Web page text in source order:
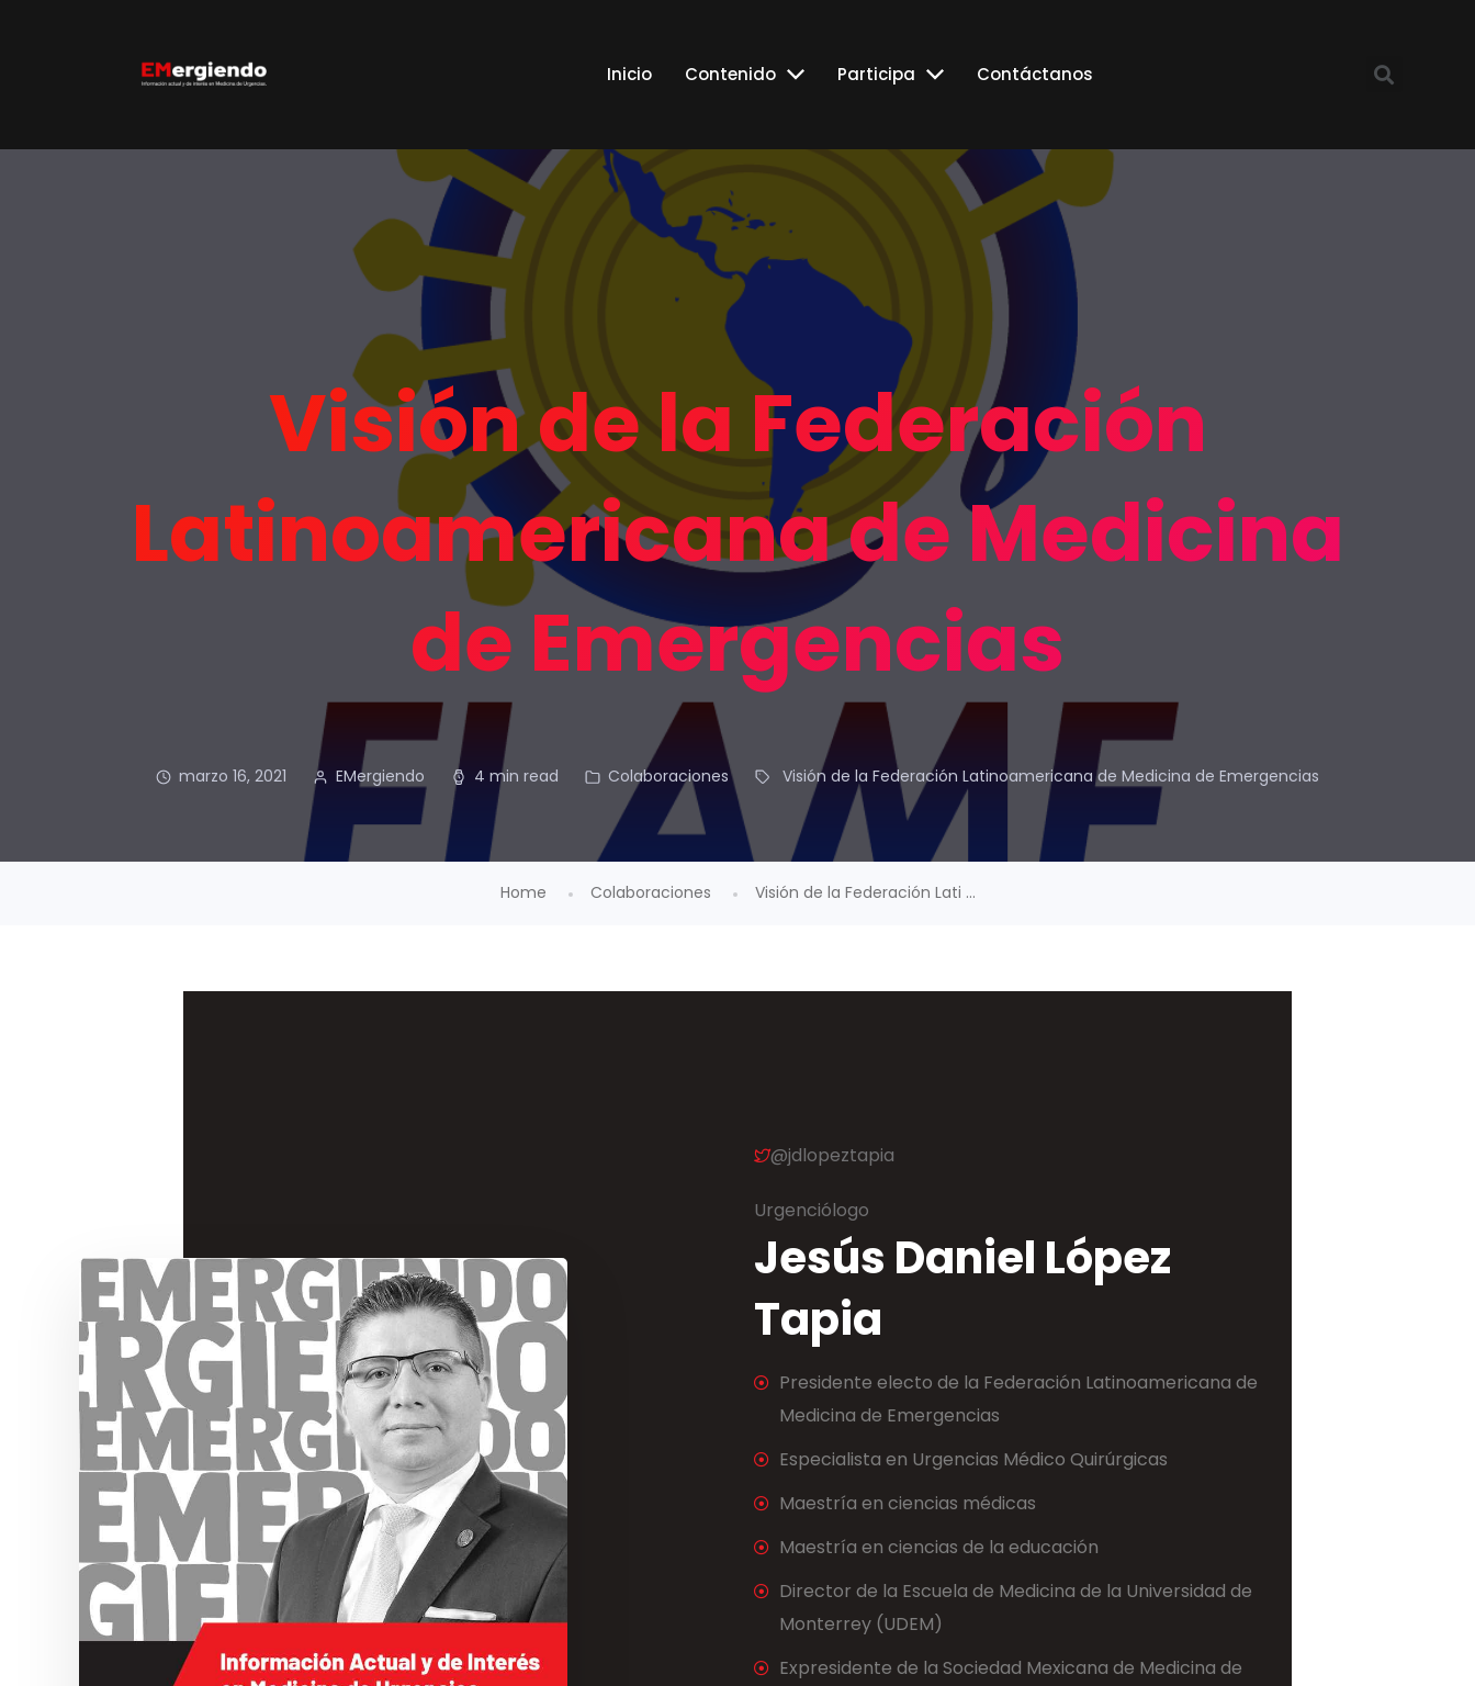
Inicio Contenido Participa Contáctanos
Visión de la Federación
Latinoamericana de Medicina
de Emergencias
marzo 16, 2021 EMergiendo 4 min read Colaboraciones Visión de la Federación Latinoamericana de Medicina de Emergencias
Home Colaboraciones Visión de la Federación Lati ...
@jdlopeztapia
Urgenciólogo
Jesús Daniel López
Tapia
Presidente electo de la Federación Latinoamericana de
Medicina de Emergencias
Especialista en Urgencias Médico Quirúrgicas
Maestría en ciencias médicas
Maestría en ciencias de la educación
Director de la Escuela de Medicina de la Universidad de
Monterrey (UDEM)
Expresidente de la Sociedad Mexicana de Medicina de